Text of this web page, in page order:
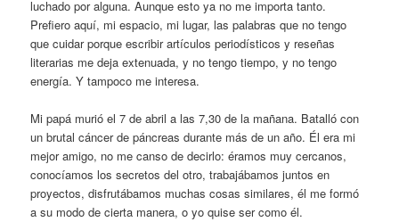
luchado por alguna. Aunque esto ya no me importa tanto.
Prefiero aquí, mi espacio, mi lugar, las palabras que no tengo
que cuidar porque escribir artículos periodísticos y reseñas
literarias me deja extenuada, y no tengo tiempo, y no tengo
energía. Y tampoco me interesa.
Mi papá murió el 7 de abril a las 7,30 de la mañana. Batalló con
un brutal cáncer de páncreas durante más de un año. Él era mi
mejor amigo, no me canso de decirlo: éramos muy cercanos,
conocíamos los secretos del otro, trabajábamos juntos en
proyectos, disfrutábamos muchas cosas similares, él me formó
a su modo de cierta manera, o yo quise ser como él.